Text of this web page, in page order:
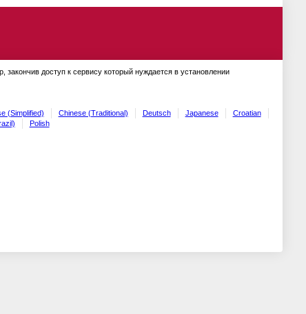
доступ к сервису который нуждается в установлении
(Simplified) Chinese (Traditional) Deutsch Japanese
Croatian
Polish